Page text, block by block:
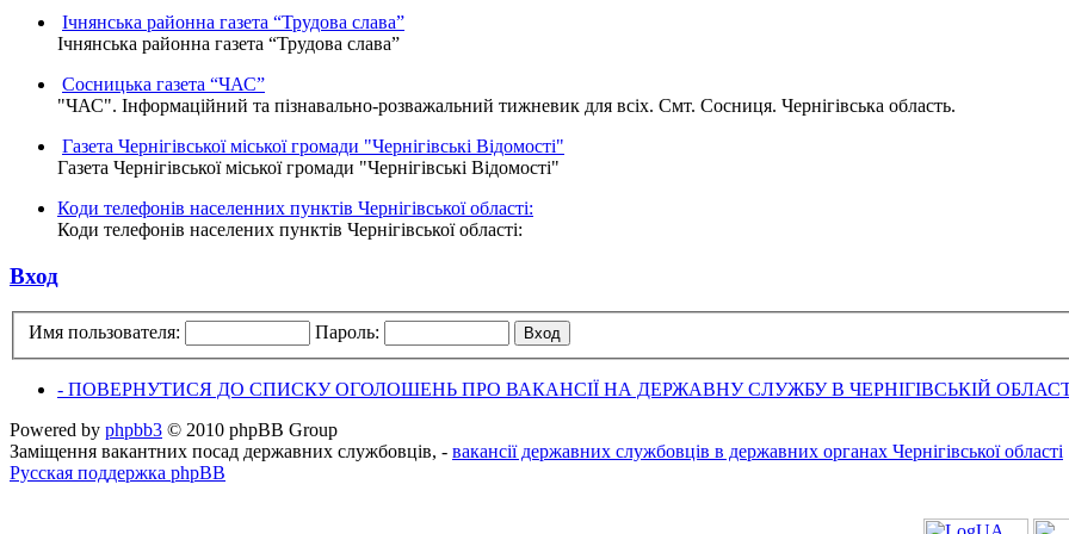
Ічнянська районна газета “Трудова слава”
Ічнянська районна газета “Трудова слава”
Сосницька газета “ЧАС”
"ЧАС". Інформаційний та пізнавально-розважальний тижневик для всіх. Смт. Сосниця. Чернігівська область.
Газета Чернігівської міської громади "Чернігівські Відомості"
Газета Чернігівської міської громади "Чернігівські Відомості"
Коди телефонів населенних пунктів Чернігівської області:
Коди телефонів населених пунктів Чернігівської області:
Вход
Имя пользователя: Пароль:
- ПОВЕРНУТИСЯ ДО СПИСКУ ОГОЛОШЕНЬ ПРО ВАКАНСІЇ НА ДЕРЖАВНУ СЛУЖБУ В ЧЕРНІГІВСЬКІЙ
Powered by phpbb3 © 2010 phpBB Group
Заміщення вакантних посад державних службовців, - вакансії державних службовців в державних органах Чернігівської області
Русская поддержка phpBB